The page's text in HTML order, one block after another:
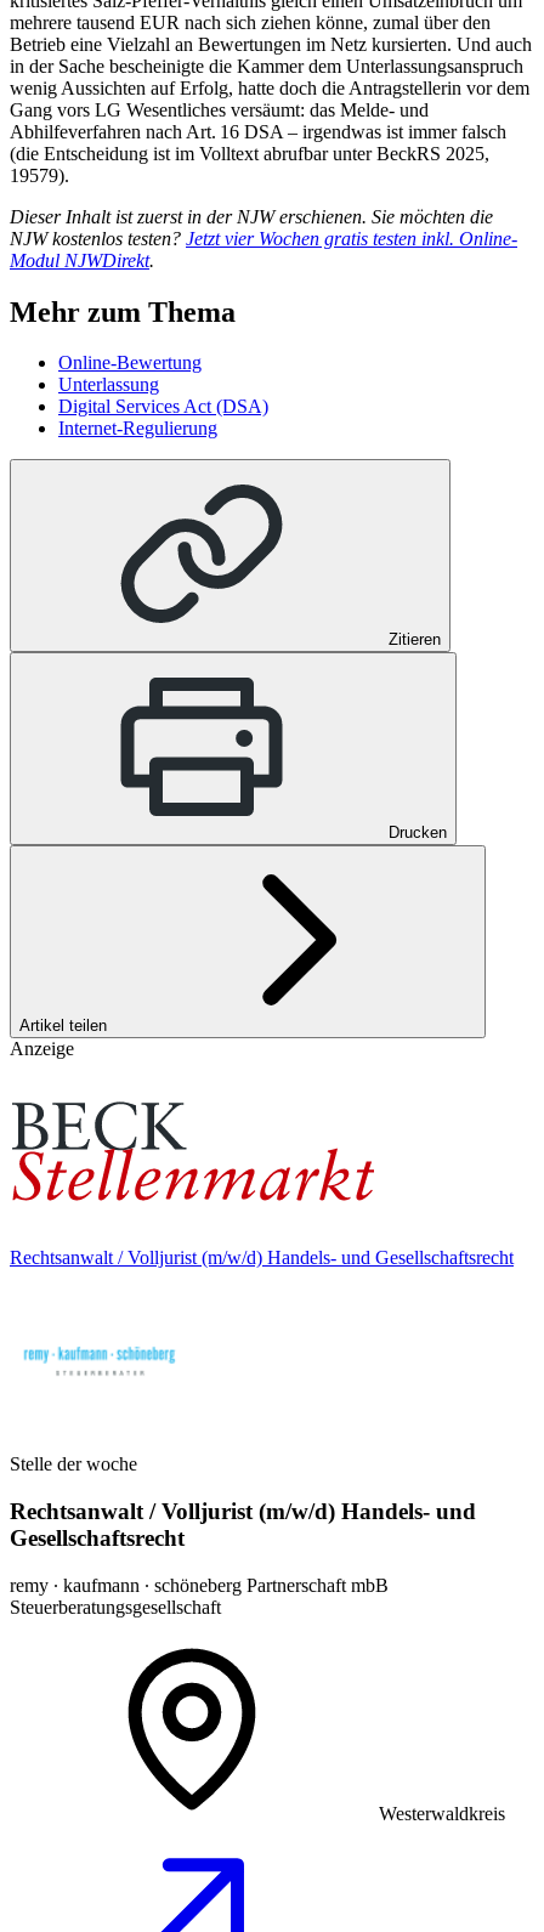
mehrere tausend EUR nach sich ziehen könne, zumal über den
Betrieb eine Vielzahl an Bewertungen im Netz kursierten. Und auch
in der Sache bescheinigte die Kammer dem Unterlassungsanspruch
wenig Aussichten auf Erfolg, hatte doch die Antragstellerin vor dem
Gang vors LG Wesentliches versäumt: das Melde- und
Abhilfeverfahren nach Art. 16 DSA – irgendwas ist immer falsch
(die Entscheidung ist im Volltext abrufbar unter BeckRS 2025,
19579).
Dieser Inhalt ist zuerst in der NJW erschienen. Sie möchten die
NJW kostenlos testen? Jetzt vier Wo­chen gra­tis tes­ten inkl. On­line-
Modul NJW­Di­rekt.
Mehr zum Thema
Online-Bewertung
Unterlassung
Digital Services Act (DSA)
Internet-Regulierung
Zitieren
Drucken
Artikel teilen
Anzeige
Rechtsanwalt / Volljurist (m/w/d) Handels- und Gesellschaftsrecht
Stelle der woche
Rechtsanwalt / Volljurist (m/w/d) Handels- und
Gesellschaftsrecht
remy ∙ kaufmann ∙ schöneberg Partnerschaft mbB
Steuerberatungsgesellschaft
Westerwaldkreis